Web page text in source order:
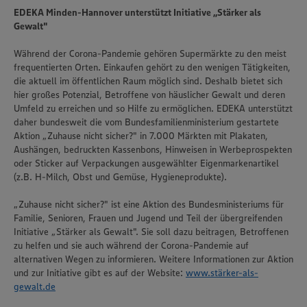
unseren Datenschutzhinweisen sowie in unserer Cookie
EDEKA Minden-Hannover unterstützt Initiative „Stärker als
Gewalt"
Während der Corona-Pandemie gehören Supermärkte zu den meist
frequentierten Orten. Einkaufen gehört zu den wenigen Tätigkeiten,
die aktuell im öffentlichen Raum möglich sind. Deshalb bietet sich
hier großes Potenzial, Betroffene von häuslicher Gewalt und deren
Umfeld zu erreichen und so Hilfe zu ermöglichen. EDEKA unterstützt
daher bundesweit die vom Bundesfamilienministerium gestartete
Aktion „Zuhause nicht sicher?" in 7.000 Märkten mit Plakaten,
Aushängen, bedruckten Kassenbons, Hinweisen in Werbeprospekten
oder Sticker auf Verpackungen ausgewählter Eigenmarkenartikel
(z.B. H-Milch, Obst und Gemüse, Hygieneprodukte).
„Zuhause nicht sicher?" ist eine Aktion des Bundesministeriums für
Familie, Senioren, Frauen und Jugend und Teil der übergreifenden
Initiative „Stärker als Gewalt". Sie soll dazu beitragen, Betroffenen
zu helfen und sie auch während der Corona-Pandemie auf
alternativen Wegen zu informieren. Weitere Informationen zur Aktion
und zur Initiative gibt es auf der Website: www.stärker-als-
gewalt.de